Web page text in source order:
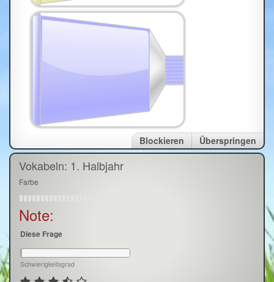
Überspringen
Blockieren
Vokabeln: 1. Halbjahr
Farbe
Note:
Diese Frage
Schwierigkeitsgrad